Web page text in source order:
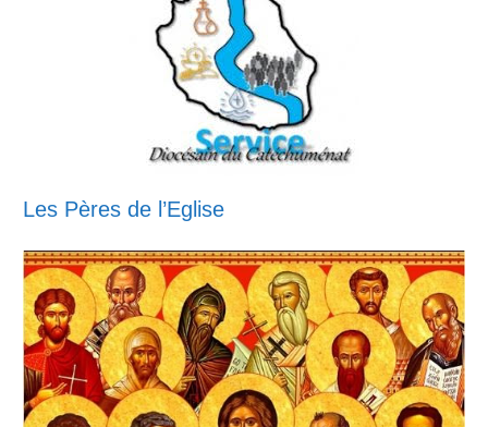
Les Pères de l’Eglise